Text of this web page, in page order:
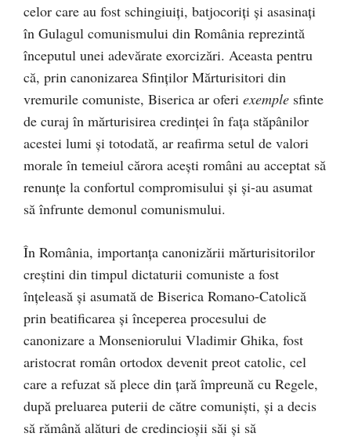
celor care au fost schingiuiți, batjocoriți și asasinați
în Gulagul comunismului din România reprezintă
începutul unei adevărate exorcizări. Aceasta pentru
că, prin canonizarea Sfinților Mărturisitori din
vremurile comuniste, Biserica ar oferi exemple sfinte
de curaj în mărturisirea credinței în fața stăpânilor
acestei lumi și totodată, ar reafirma setul de valori
morale în temeiul cărora acești români au acceptat să
renunțe la confortul compromisului și și-au asumat
să înfrunte demonul comunismului.
În România, importanța canonizării mărturisitorilor
creștini din timpul dictaturii comuniste a fost
înțeleasă și asumată de Biserica Romano-Catolică
prin beatificarea și începerea procesului de
canonizare a Monseniorului Vladimir Ghika, fost
aristocrat român ortodox devenit preot catolic, cel
care a refuzat să plece din țară împreună cu Regele,
după preluarea puterii de către comuniști, și a decis
să rămână alături de credincioșii săi și să